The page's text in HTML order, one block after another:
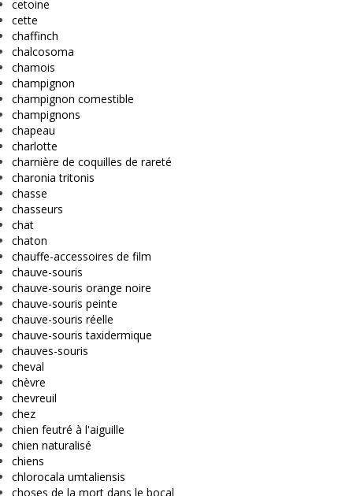
cetoine
cette
chaffinch
chalcosoma
chamois
champignon
champignon comestible
champignons
chapeau
charlotte
charnière de coquilles de rareté
charonia tritonis
chasse
chasseurs
chat
chaton
chauffe-accessoires de film
chauve-souris
chauve-souris orange noire
chauve-souris peinte
chauve-souris réelle
chauve-souris taxidermique
chauves-souris
cheval
chèvre
chevreuil
chez
chien feutré à l'aiguille
chien naturalisé
chiens
chlorocala umtaliensis
choses de la mort dans le bocal